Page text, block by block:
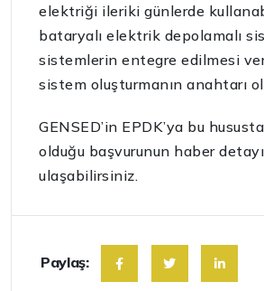
elektriği ileriki günlerde
bataryalı elektrik depolamalı
sistemlerin entegre edilmesi
sistem oluşturmanın anahtarı
GENSED’in EPDK’ya bu
olduğu başvurunun haber
ulaşabilirsiniz.
Paylaş: